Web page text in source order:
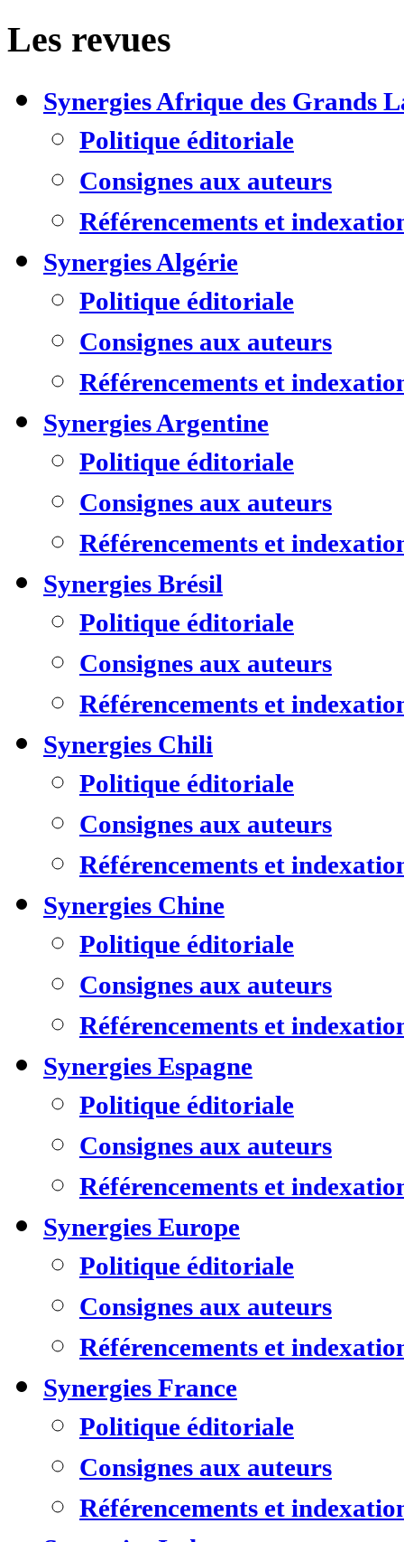
Les revues
Synergies Afrique des Grands
Politique éditoriale
Consignes aux auteurs
Référencements et
Synergies Algérie
Politique éditoriale
Consignes aux auteurs
Référencements et
Synergies Argentine
Politique éditoriale
Consignes aux auteurs
Référencements et
Synergies Brésil
Politique éditoriale
Consignes aux auteurs
Référencements et
Synergies Chili
Politique éditoriale
Consignes aux auteurs
Référencements et
Synergies Chine
Politique éditoriale
Consignes aux auteurs
Référencements et
Synergies Espagne
Politique éditoriale
Consignes aux auteurs
Référencements et
Synergies Europe
Politique éditoriale
Consignes aux auteurs
Référencements et
Synergies France
Politique éditoriale
Consignes aux auteurs
Référencements et